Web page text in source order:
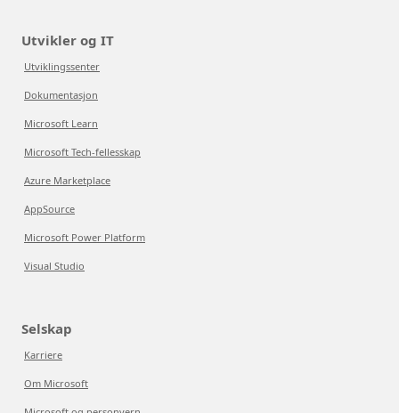
Utvikler og IT
Utviklingssenter
Dokumentasjon
Microsoft Learn
Microsoft Tech-fellesskap
Azure Marketplace
AppSource
Microsoft Power Platform
Visual Studio
Selskap
Karriere
Om Microsoft